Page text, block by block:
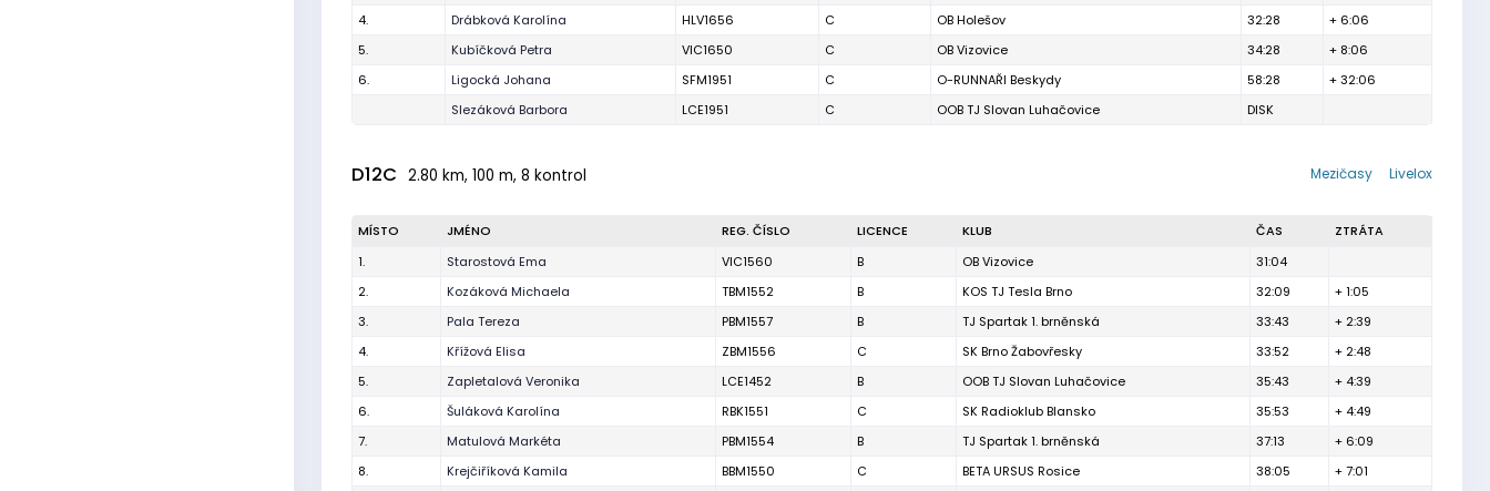
4.
Drábková Karolína HLV1656 C OB Holešov 32:28
+ 6:06
5.
Kubíčková Petra VIC1650 C OB Vizovice 34:28
+ 8:06
6.
Ligocká Johana SFM1951 C O-RUNNAŘI Beskydy 58:28
+ 32:06
Slezáková Barbora
LCE1951 C OOB TJ Slovan Luhačovice DISK
D12C 2.80 km, 100 m, 8 kontrol Livelox
Mezičasy
MÍSTO JMÉNO REG. ČÍSLO LICENCE KLUB ČAS
ZTRÁTA
1.
Starostová Ema VIC1560 B OB Vizovice
31:04
2.
Kozáková Michaela TBM1552 B KOS TJ Tesla Brno 32:09
+ 1:05
3.
Pala Tereza PBM1557 B TJ Spartak 1. brněnská 33:43
+ 2:39
4.
Křížová Elisa ZBM1556 C SK Brno Žabovřesky 33:52
+ 2:48
5.
Zapletalová Veronika LCE1452 B OOB TJ Slovan Luhačovice 35:43
+ 4:39
6.
Šuláková Karolína RBK1551 C SK Radioklub Blansko 35:53
+ 4:49
7.
Matulová Markéta PBM1554 B TJ Spartak 1. brněnská 37:13
+ 6:09
8.
Krejčiříková Kamila BBM1550 C BETA URSUS Rosice 38:05
+ 7:01